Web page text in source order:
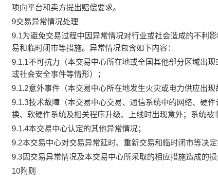
项向平台和卖方提出赔偿要求。
9交易异常情况处理
9.1为避免交易过程中因异常情况对行业或社会造成的不利
易和临时闭市等措施。异常情况包含如下内容：
9.1.1不可抗力（本交易中心所在地或全国其他部分区域出
或社会安全事件等情形）；
9.1.2意外事件（本交易中心所在地发生火灾或电力供应出
9.1.3技术故障（本交易中心交易、通信系统中的网络、硬
换、软硬件系统及相关程序升级、上线时出现意外；系统
9.1.4本交易中心认定的其他异常情况；
9.2本交易中心对交易异常延时、重新交易和临时闭市等决
9.3因交易异常情况及本交易中心所采取的相应措施造成的
10附则